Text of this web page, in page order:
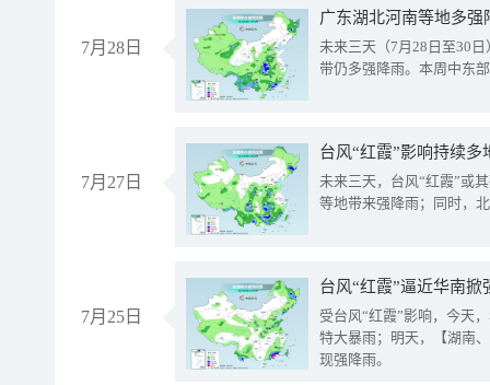
7月28日
广东湖北河南等地多
未来三天（7月28日至30
带仍多强降雨。本周中东
7月27日
台风“红霞”影响持续
未来三天，台风“红霞”或
等地带来强降雨；同时，
7月25日
台风“红霞”逼近华南
受台风“红霞”影响，今天
特大暴雨；明天，【湖南
现强降雨。